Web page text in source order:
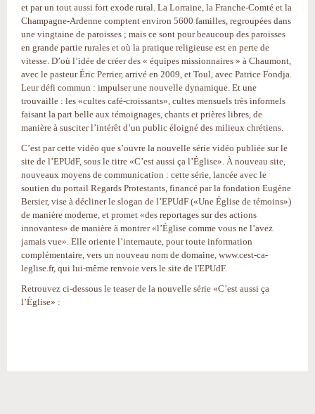
et par un tout aussi fort exode rural. La Lorraine, la Franche-Comté et la
Champagne-Ardenne comptent environ 5600 familles, regroupées dans
une vingtaine de paroisses ; mais ce sont pour beaucoup des paroisses
en grande partie rurales et où la pratique religieuse est en perte de
vitesse. D’où l’idée de créer des « équipes missionnaires » à Chaumont,
avec le pasteur Éric Perrier, arrivé en 2009, et Toul, avec Patrice Fondja.
Leur défi commun : impulser une nouvelle dynamique. Et une
trouvaille : les «cultes café-croissants», cultes mensuels très informels
faisant la part belle aux témoignages, chants et prières libres, de
manière à susciter l’intérêt d’un public éloigné des milieux chrétiens.
C’est par cette vidéo que s’ouvre la nouvelle série vidéo publiée sur le
site de l’EPUdF, sous le titre «C’est aussi ça l’Église». À nouveau site,
nouveaux moyens de communication : cette série, lancée avec le
soutien du portail Regards Protestants, financé par la fondation Eugène
Bersier, vise à décliner le slogan de l’EPUdF («Une Église de témoins»)
de manière moderne, et promet «des reportages sur des actions
innovantes» de manière à montrer «l’Église comme vous ne l’avez
jamais vue». Elle oriente l’internaute, pour toute information
complémentaire, vers un nouveau nom de domaine, www.cest-ca-
leglise.fr, qui lui-même renvoie vers le site de l'EPUdF.
Retrouvez ci-dessous le teaser de la nouvelle série «C’est aussi ça
l’Église» :